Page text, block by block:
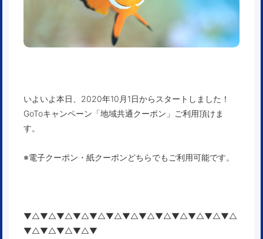
いよいよ本日、2020年10月1日からスタートしました！
GoToキャンペーン「地域共通クーポン」ご利用頂けま
す。
※電子クーポン・紙クーポンどちらでもご利用可能です。
▼△▼△▼△▼△▼△▼△▼△▼△▼△▼△▼△▼△▼△
▼△▼△▼△▼△▼